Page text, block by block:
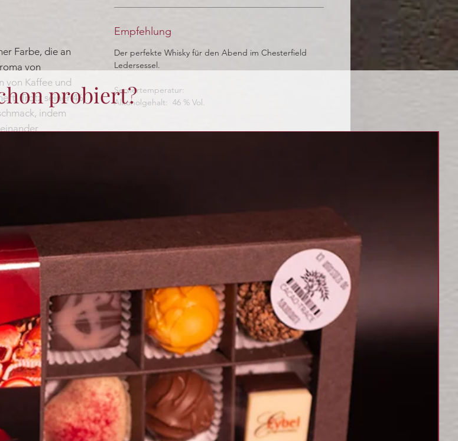
Farbe, die an
von
von Kaffee und
Trotz seiner 46
indem
Empfehlung
Der perfekte Whisky für den Abend im Chesterfield
Ledersessel.
Serviertemperatur:
Alkoholgehalt: 46 % Vol.
Bewertungen vorhanden
Bewertung abgeben
probiert?